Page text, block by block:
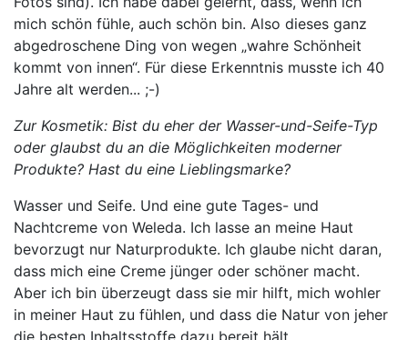
mich schön fühle, auch schön bin. Also dieses ganz
abgedroschene Ding von wegen „wahre Schönheit
kommt von innen“. Für diese Erkenntnis musste ich 40
Jahre alt werden... ;-)
Zur Kosmetik: Bist du eher der Wasser-und-Seife-Typ
oder glaubst du an die Möglichkeiten moderner
Produkte? Hast du eine Lieblingsmarke?
Wasser und Seife. Und eine gute Tages- und
Nachtcreme von Weleda. Ich lasse an meine Haut
bevorzugt nur Naturprodukte. Ich glaube nicht daran,
dass mich eine Creme jünger oder schöner macht.
Aber ich bin überzeugt dass sie mir hilft, mich wohler
in meiner Haut zu fühlen, und dass die Natur von jeher
die besten Inhaltsstoffe dazu bereit hält.